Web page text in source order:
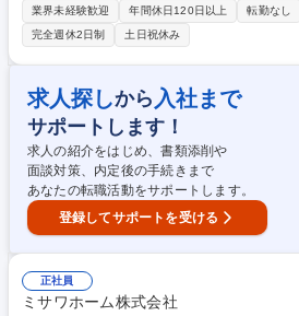
まった試作品に対し、検証・分析・評価を行
因を突き止め、製品化への橋渡しを担うやりがい
半導体メーカー等から依頼されたパッケージ
す。 ■具体的な業務：検証・分析・データ評
ードバック。 ■仕事の進め方：デスクでの設
場へ足を運び、実物の挙動を確認します。現
「0から10」まで一貫して見届けるため、モ
トに実感できる環境です。■変更の範囲：会社の定める
急募集★試作品の検証・分析／世界の半導体
21日
業界未経験歓迎 年間休日120日以上 転勤なし
完全週休2日制
土日祝休み
求人探しから 入社まで
サポートします！
求人の紹介をはじめ、書類添削や
面談対策、内定後の手続きまで
あなたの転職活動をサポートします。
登録してサポートを受ける
正社員
ミサワホーム株式会社